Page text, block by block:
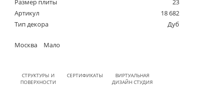
Артикул
18 682
Тип декора
Дуб
Москва Мало
СТРУКТУРЫ И
ПОВЕРХНОСТИ
СЕРТИФИКАТЫ
ВИРТУАЛЬНАЯ
ДИЗАЙН СТУДИЯ